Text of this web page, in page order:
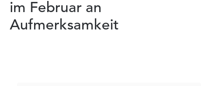
im Februar an
Aufmerksamkeit